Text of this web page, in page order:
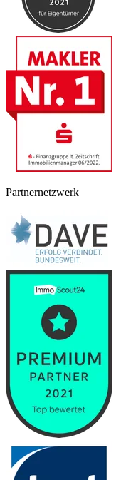
Partnernetzwerk